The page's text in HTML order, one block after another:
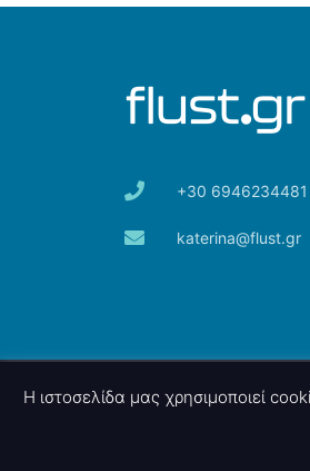
+30 6946234481
katerina@flust.gr
© 2026 nettings, ltd.
Η ιστοσελίδα μας χρησιμοποιεί